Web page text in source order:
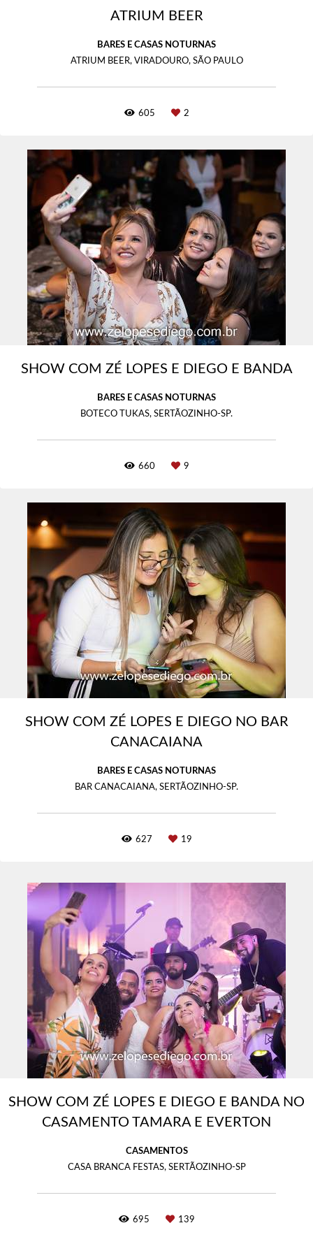
ATRIUM BEER
BARES E CASAS NOTURNAS
ATRIUM BEER, VIRADOURO, SÃO PAULO
605 2
SHOW COM ZÉ LOPES E DIEGO E BANDA
BARES E CASAS NOTURNAS
BOTECO TUKAS, SERTÃOZINHO-SP.
660 9
SHOW COM ZÉ LOPES E DIEGO NO BAR
CANACAIANA
BARES E CASAS NOTURNAS
BAR CANACAIANA, SERTÃOZINHO-SP.
627 19
SHOW COM ZÉ LOPES E DIEGO E BANDA NO
CASAMENTO TAMARA E EVERTON
CASAMENTOS
CASA BRANCA FESTAS, SERTÃOZINHO-SP
695 139